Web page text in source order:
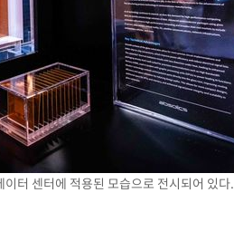
터 센터에 적용된 모습으로 전시되어 있